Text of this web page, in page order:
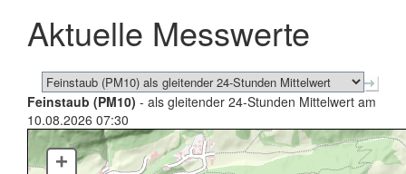
schließen
Aktuelle Messwerte
Feinstaub (PM10) - als gleitender 24-Stunden Mittelwert am
10.08.2026 07:30
+